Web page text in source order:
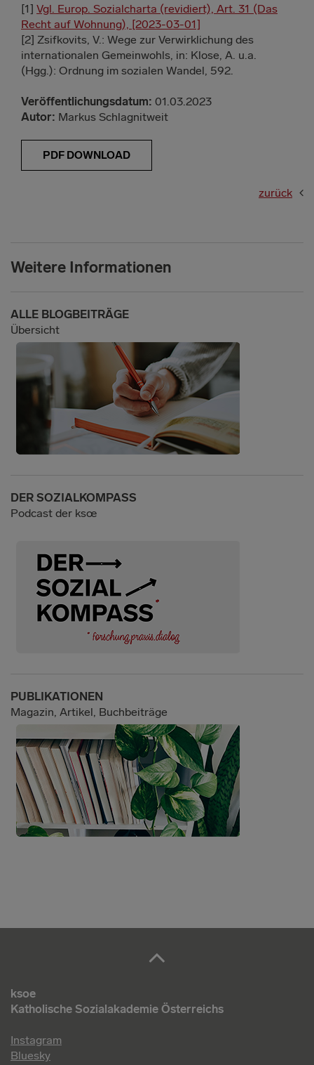
[1] Vgl. Europ. Sozialcharta (revidiert), Art. 31 (Das
Recht auf Wohnung), [2023-03-01]
[2] Zsifkovits, V.: Wege zur Verwirklichung des
internationalen Gemeinwohls, in: Klose, A. u.a.
(Hgg.): Ordnung im sozialen Wandel, 592.
Veröffentlichungsdatum: 01.03.2023
Autor: Markus Schlagnitweit
PDF DOWNLOAD
zurück
Weitere Informationen
ALLE BLOGBEITRÄGE
Übersicht
DER SOZIALKOMPASS
Podcast der ksœ
PUBLIKATIONEN
Magazin, Artikel, Buchbeiträge
ksoe
Katholische Sozialakademie Österreichs
Instagram
Bluesky